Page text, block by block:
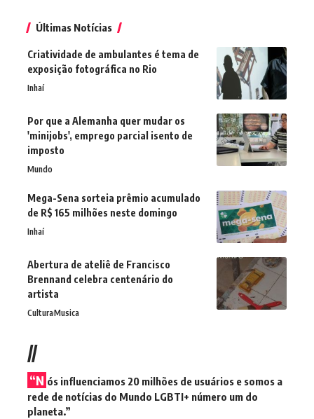
Últimas Notícias
Criatividade de ambulantes é tema de
exposição fotográfica no Rio
Inhaí
Por que a Alemanha quer mudar os
'minijobs', emprego parcial isento de
imposto
Mundo
Mega-Sena sorteia prêmio acumulado
de R$ 165 milhões neste domingo
Inhaí
Abertura de ateliê de Francisco
Brennand celebra centenário do
artista
CulturaMusica
//
“N ós influenciamos 20 milhões de usuários e somos a
rede de notícias do Mundo LGBTI+ número um do
planeta.”